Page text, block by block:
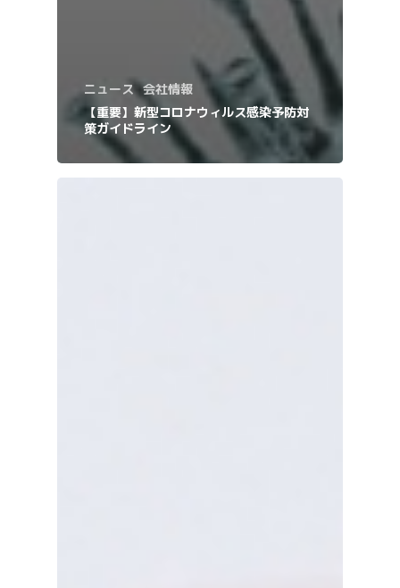
ニュース 会社情報
【重要】新型コロナウィルス感染予防対
策ガイドライン